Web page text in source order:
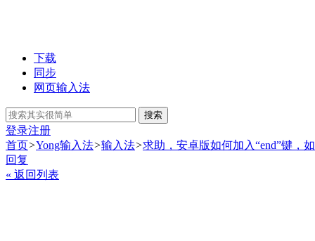
下载
同步
网页输入法
搜索
登录注册
首页>Yong输入法>输入法>求助，安卓版如何加入“end”键，
回复
« 返回列表